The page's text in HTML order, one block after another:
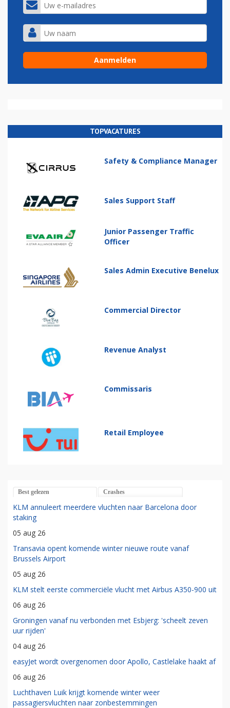
TOPVACATURES
Safety & Compliance Manager
Sales Support Staff
Junior Passenger Traffic
Officer
Sales Admin Executive Benelux
Commercial Director
Revenue Analyst
Commissaris
Retail Employee
Best gelezen Crashes
KLM annuleert meerdere vluchten naar Barcelona door
staking
05 aug 26
Transavia opent komende winter nieuwe route vanaf
Brussels Airport
05 aug 26
KLM stelt eerste commerciële vlucht met Airbus A350-900 uit
06 aug 26
Groningen vanaf nu verbonden met Esbjerg: 'scheelt zeven
uur rijden'
04 aug 26
easyJet wordt overgenomen door Apollo, Castlelake haakt af
06 aug 26
Luchthaven Luik krijgt komende winter weer
passagiersvluchten naar zonbestemmingen